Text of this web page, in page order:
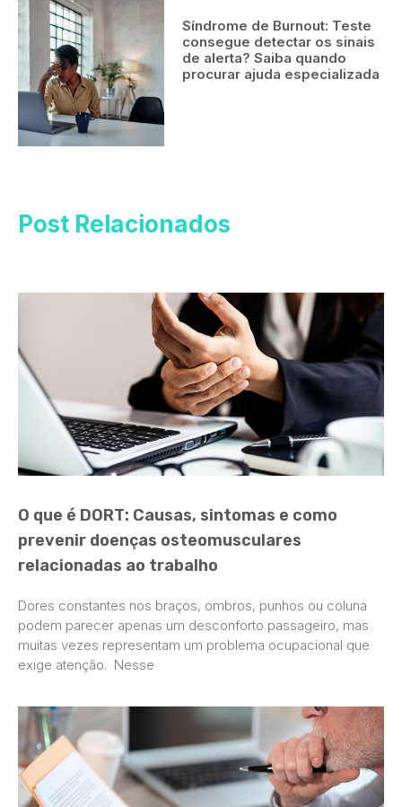
Síndrome de Burnout: Teste
consegue detectar os sinais
de alerta? Saiba quando
procurar ajuda especializada
Post Relacionados
O que é DORT: Causas, sintomas e como
prevenir doenças osteomusculares
relacionadas ao trabalho
Dores constantes nos braços, ombros, punhos ou coluna
podem parecer apenas um desconforto passageiro, mas
muitas vezes representam um problema ocupacional que
exige atenção. Nesse